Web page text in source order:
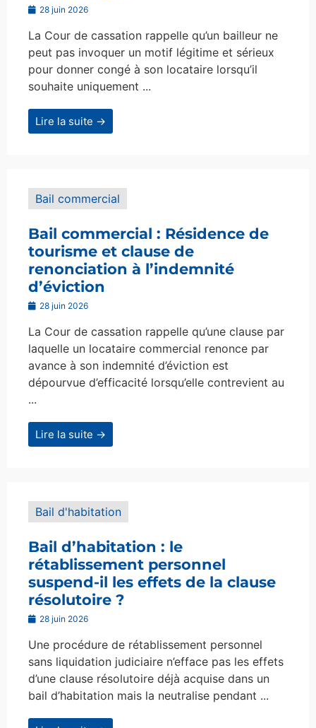
28 juin 2026
La Cour de cassation rappelle qu’un bailleur ne
peut pas invoquer un motif légitime et sérieux
pour donner congé à son locataire lorsqu’il
souhaite uniquement ...
Lire la suite →
Bail commercial
Bail commercial : Résidence de
tourisme et clause de
renonciation à l’indemnité
d’éviction
28 juin 2026
La Cour de cassation rappelle qu’une clause par
laquelle un locataire commercial renonce par
avance à son indemnité d’éviction est
dépourvue d’efficacité lorsqu’elle contrevient au
...
Lire la suite →
Bail d'habitation
Bail d’habitation : le
rétablissement personnel
suspend-il les effets de la clause
résolutoire ?
28 juin 2026
Une procédure de rétablissement personnel
sans liquidation judiciaire n’efface pas les effets
d’une clause résolutoire déjà acquise dans un
bail d’habitation mais la neutralise pendant ...